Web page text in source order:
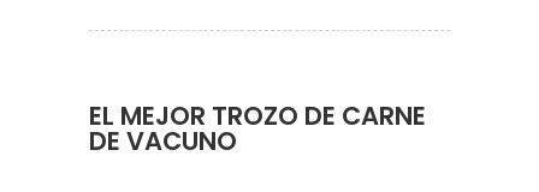
EL MEJOR TROZO DE CARNE
DE VACUNO